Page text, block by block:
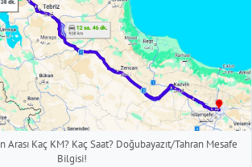
Arası Kaç KM? Kaç Saat? Doğubayazıt/Tahran Mesafe
Bilgisi!